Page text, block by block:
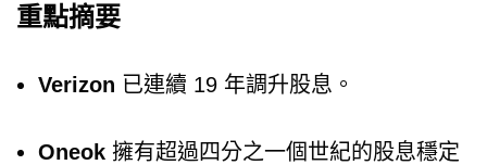
重點摘要
Verizon 已連續 19 年調升股息。
Oneok 擁有超過四分之一個世紀的股息穩定